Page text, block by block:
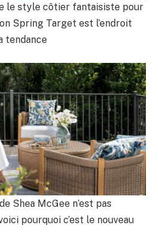
le style côtier fantaisiste pour
Spring Target est l’endroit
tendance
Shea McGee n’est pas
pourquoi c’est le nouveau